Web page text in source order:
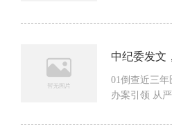
中纪委发文
01倒查近三
办案引领 从